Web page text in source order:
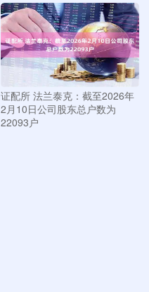
证配所 法兰泰克：截至2026年
2月10日公司股东总户数为
22093户